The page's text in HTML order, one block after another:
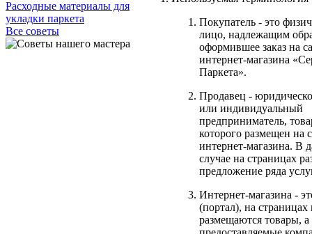
Расходные материалы для
укладки паркета
Все советы
Покупатель - это
лицо, надлежащим
оформившее заказ на
интернет-магазина
Паркета».
Продавец -
или индивидуальный
предприниматель,
которого размещен на
интернет-магазина. В
случае на страницах
предложение ряда
Интернет-магазина -
(портал), на страницах
размещаются товары, а